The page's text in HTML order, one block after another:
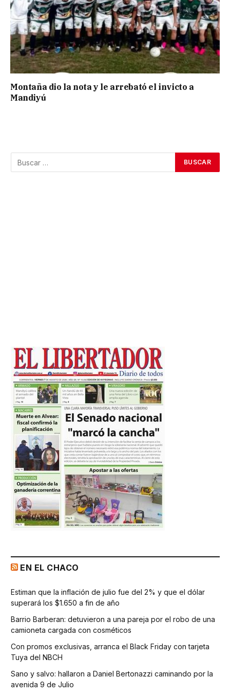
Montaña dio la nota y le arrebató el invicto a
Mandiyú
EN EL CHACO
Estiman que la inflación de julio fue del 2% y que el dólar
superará los $1.650 a fin de año
Barrio Barberan: detuvieron a una pareja por el robo de una
camioneta cargada con cosméticos
Con promos exclusivas, arranca el Black Friday con tarjeta
Tuya del NBCH
Sano y salvo: hallaron a Daniel Bertonazzi caminando por la
avenida 9 de Julio